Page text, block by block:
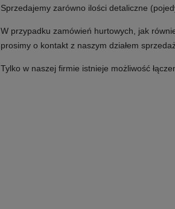
Sprzedajemy zarówno ilości detaliczne
W przypadku zamówień hurtowych, jak
prosimy o kontakt z naszym działem
Tylko w naszej firmie istnieje możliwość